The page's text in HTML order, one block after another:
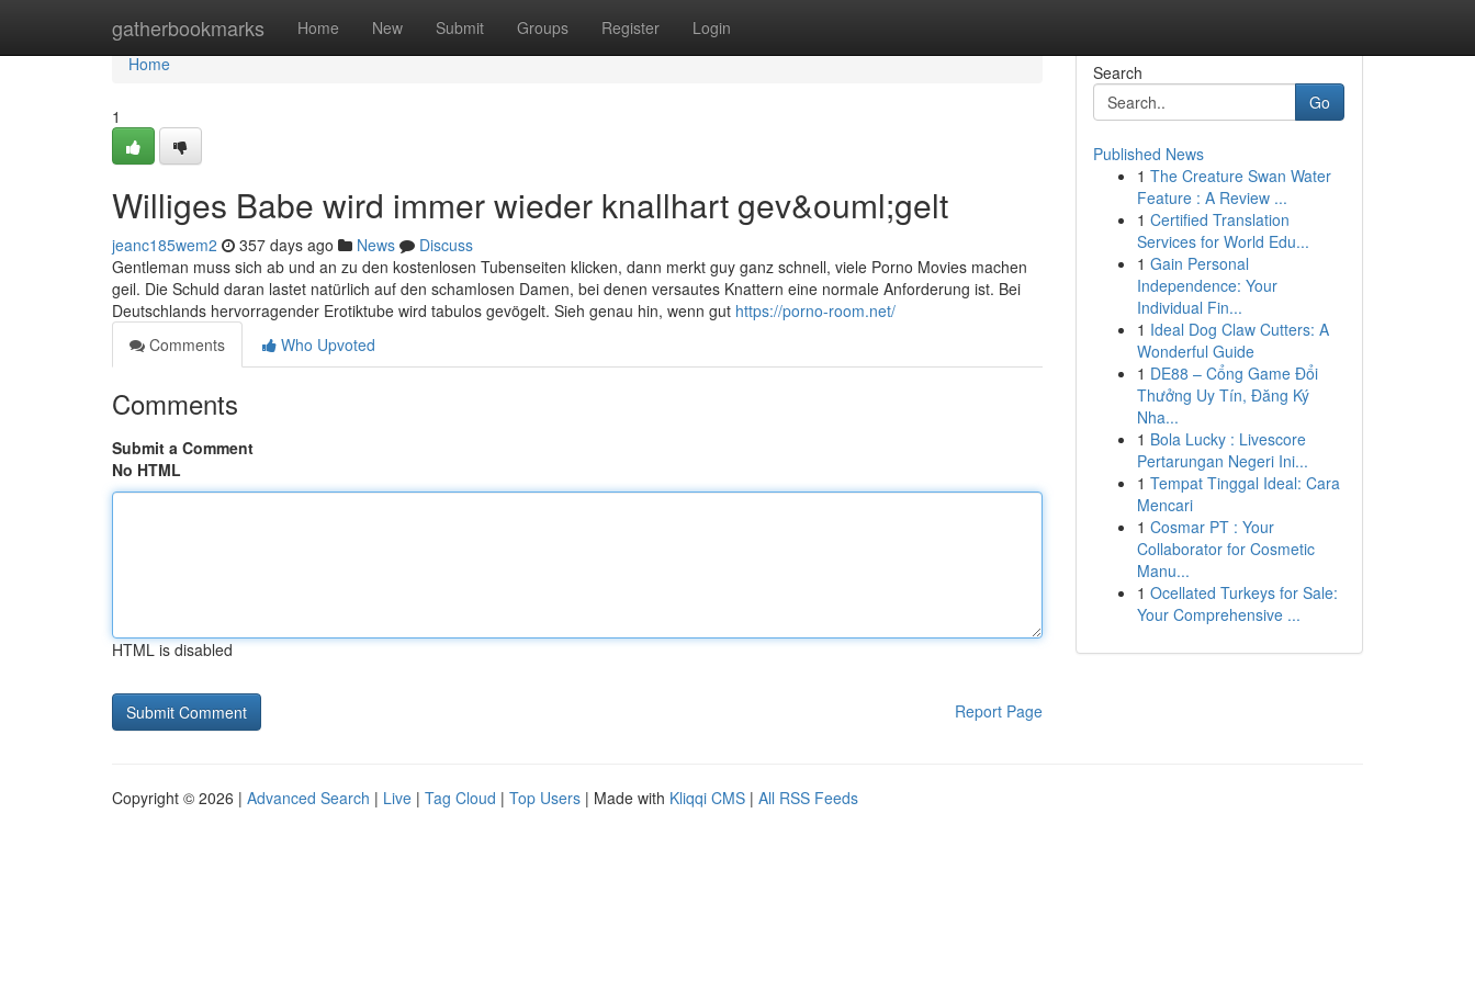
gatherbookmarks Home New Submit Groups Register Login
Home
Home
1
Williges Babe wird immer wieder knallhart gev&ouml;gelt
jeanc185wem2 357 days ago News
Discuss
Gentleman muss sich ab und an zu den kostenlosen Tubenseiten klicken, dann merkt guy ganz schnell, viele Porno Movies machen
geil. Die Schuld daran lastet natürlich auf den schamlosen Damen, bei denen versautes Knattern eine normale Anforderung ist. Bei
Deutschlands hervorragender Erotiktube wird tabulos gevögelt. Sieh genau hin, wenn gut https://porno-room.net/
Comments
Who Upvoted
Comments
Submit a Comment
No HTML
HTML is disabled
Report Page
Search
Go
Published News
1 The Creature Swan Water
Feature : A Review ...
1 Certified Translation
Services for World Edu...
1 Gain Personal
Independence: Your
Individual Fin...
1 Ideal Dog Claw Cutters: A
Wonderful Guide
1 DE88 – Cổng Game Đổi
Thưởng Uy Tín, Đăng Ký
Nha...
1 Bola Lucky : Livescore
Pertarungan Negeri Ini...
1 Tempat Tinggal Ideal: Cara
Mencari
1 Cosmar PT : Your
Collaborator for Cosmetic
Manu...
1 Ocellated Turkeys for Sale:
Your Comprehensive ...
Copyright © 2026 | Advanced Search | Live | Tag Cloud | Top Users | Made with Kliqqi CMS | All RSS Feeds